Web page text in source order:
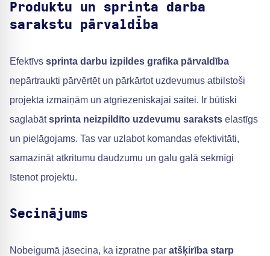
Produktu un sprinta darba
sarakstu pārvaldība
Efektīvs sprinta darbu izpildes grafika pārvaldība
nepārtraukti pārvērtēt un pārkārtot uzdevumus atbilstoši
projekta izmaiņām un atgriezeniskajai saitei. Ir būtiski
saglabātsprinta neizpildīto uzdevumu saraksts elastīgs
un pielāgojams. Tas var uzlabot komandas efektivitāti,
samazināt atkritumu daudzumu un galu galā sekmīgi
īstenot projektu.
Secinājums
Nobeigumā jāsecina, ka izpratne par atšķirība starp